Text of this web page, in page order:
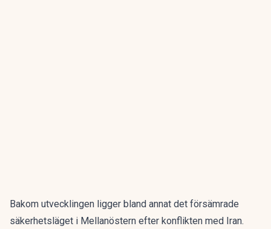
Bakom utvecklingen ligger bland annat det försämrade
säkerhetsläget i Mellanöstern efter konflikten med Iran.